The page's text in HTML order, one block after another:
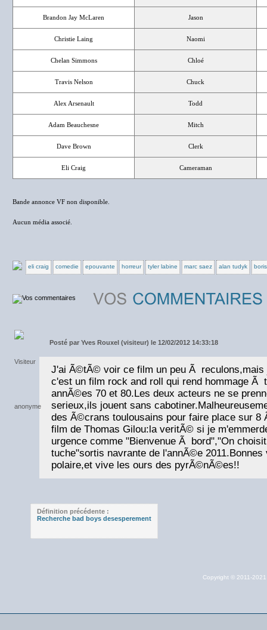
Brandon Jay McLaren Jason
Christie Laing Naomi
Chelan Simmons Chloé
Travis Nelson Chuck
Alex Arsenault Todd
Adam Beauchesne Mitch
Dave Brown Clerk
Eli Craig Cameraman
Bande annonce VF non disponible.
Aucun média associé.
eli craig comedie epouvante horreur tyler labine marc saez alan tudyk
Posté par Yves Rouxel (visiteur) le 12/02/2012 14:33:18
J'ai Ã©tÃ© voir ce film un peu Ã reculons,mais
c'est un film rock and roll qui rend hommage Ã
annÃ©es 70 et 80.Les deux acteurs ne se
serieux,ils jouent sans
des Ã©crans toulousains pour faire place sur 8
film de Thomas Gilou:la veritÃ© si je
urgence comme "Bienvenue Ã bord","On
tuche"sortis navrante de l'annÃ©e
polaire,et vive les ours des pyrÃ©nÃ©es!!
Définition précédente :
Recherche bad boys desesperement
Copyright © 2011-